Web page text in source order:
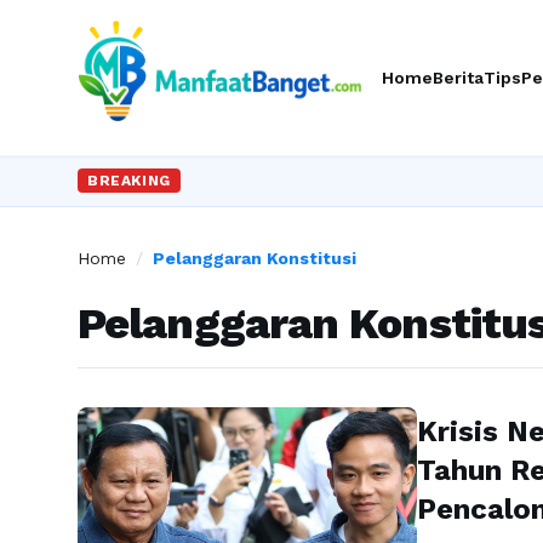
HomeBeritaTips
BREAKING
Home / Pelanggaran Konstitusi
Pelanggaran
Krisis
Tahun